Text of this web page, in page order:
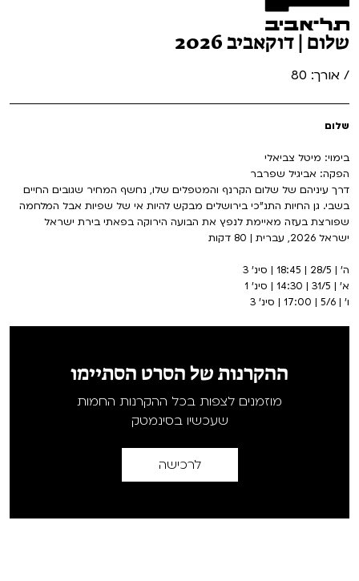
שלום | דוקאביב 2026
/ אורך: 80
שלום
בימוי: מיטל צביאלי
הפקה: אביגיל שפרבר
דרך עיניהם של שלום הקרנף והמטפלים שלו, נחשף המחיר שגובים החיים
בשבי. גן החיות התנ"כי בירושלים מבקש להיות אי של שפיות אבל המלחמה
שפורצת בעזה מאיימת לנפץ את הבועה הירוקה בפאתי בירת ישראל
ישראל 2026, עברית | 80 דקות
ה' | 28/5 | 18:45 | סינ' 3
א' | 31/5 | 14:30 | סינ' 1
ו' | 5/6 | 17:00 | סינ' 3
ההקרנות של הסרט הסתיימו
מוזמנים לצפות בכל ההקרנות החמות
שעכשיו בסינמטק
לרכישה